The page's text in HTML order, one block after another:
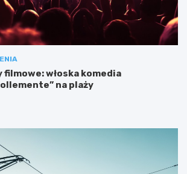
włoska komedia
na plaży